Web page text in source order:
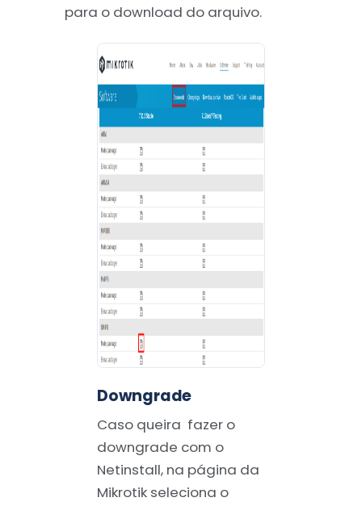
para o download do arquivo.
Downgrade
Caso queira fazer o
downgrade com o
Netinstall, na página da
Mikrotik seleciona o